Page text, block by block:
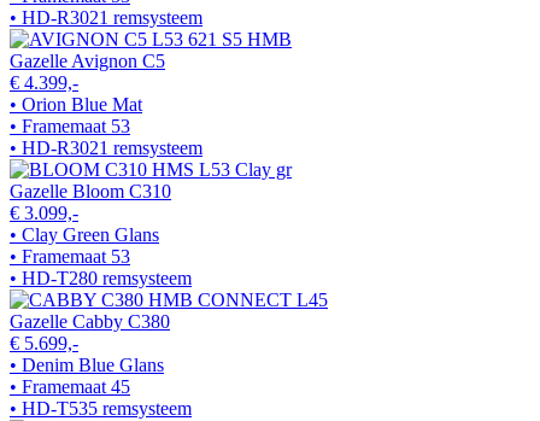
• HD-R3021 remsysteem
Gazelle Avignon C5
€ 4.399,-
• Orion Blue Mat
• Framemaat 53
• HD-R3021 remsysteem
Gazelle Bloom C310
€ 3.099,-
• Clay Green Glans
• Framemaat 53
• HD-T280 remsysteem
Gazelle Cabby C380
€ 5.699,-
• Denim Blue Glans
• Framemaat 45
• HD-T535 remsysteem